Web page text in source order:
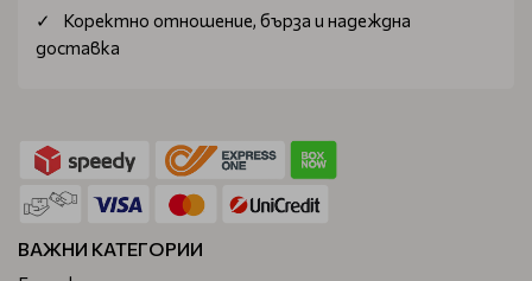
Коректно отношение, бърза и надеждна
доставка
ВАЖНИ КАТЕГОРИИ